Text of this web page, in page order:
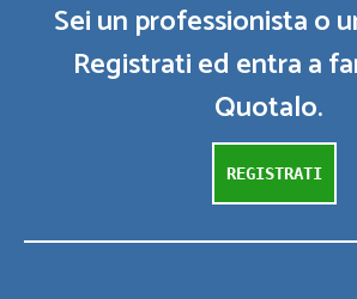
Sei un professionista o
Registrati ed entra a
Quotalo.
REGISTRATI